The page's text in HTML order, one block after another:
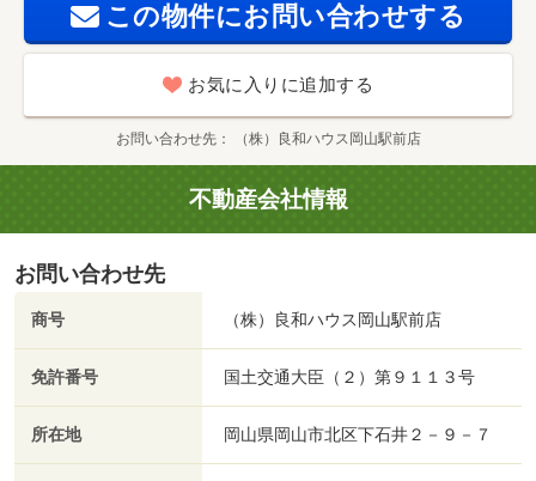
この物件にお問い合わせする
お気に入りに追加する
お問い合わせ先 （株）良和ハウス岡山駅前店
不動産会社情報
お問い合わせ先
商号 （株）良和ハウス岡山駅前店
免許番号 国土交通大臣（２）第９１１３号
所在地 岡山県岡山市北区下石井２－９－７